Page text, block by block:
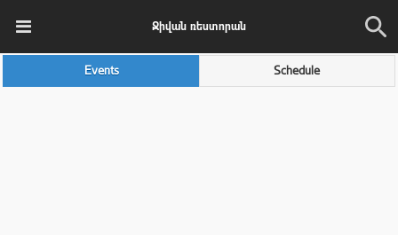
Ջիվան ռեստորան
Events Schedule